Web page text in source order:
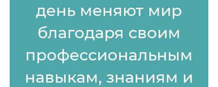
день меняют мир
благодаря своим
профессиональным
навыкам, знаниям и